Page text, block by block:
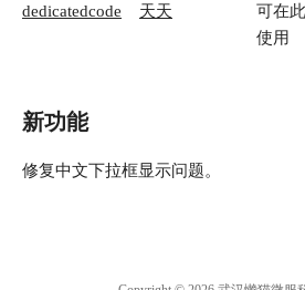
dedicatedcode 天天
可在
使用
新功能
修复中文下拉框显示问题。